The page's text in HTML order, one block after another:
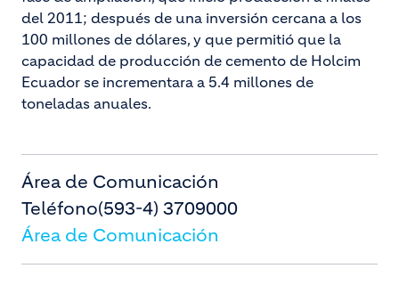
del 2011; después de una inversión cercana a los
100 millones de dólares, y que permitió que la
capacidad de producción de cemento de Holcim
Ecuador se incrementara a 5.4 millones de
toneladas anuales.
Área de Comunicación
Teléfono(593-4) 3709000
Área de Comunicación